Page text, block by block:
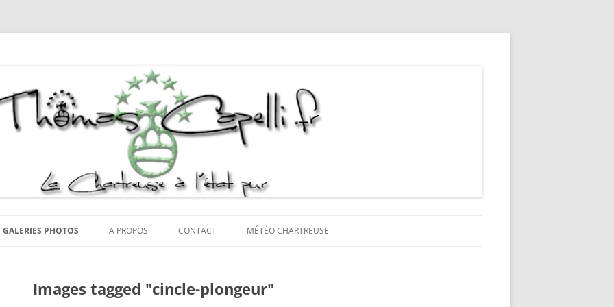
Chartreuse
GALERIES PHOTOS A PROPOS CONTACT MÉTÉO CHARTREUSE
Images tagged "cincle-plongeur"